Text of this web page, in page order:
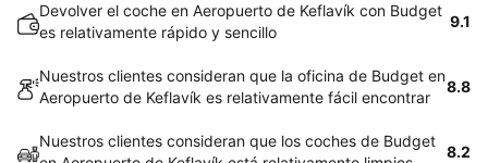
Devolver el coche en Aeropuerto de Keflavík con Budget
es relativamente rápido y sencillo
9.1
Nuestros clientes consideran que la oficina de Budget en
Aeropuerto de Keflavík es relativamente fácil encontrar
8.8
Nuestros clientes consideran que los coches de Budget
8.2